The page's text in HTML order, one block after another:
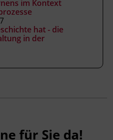
im Kontext
hat - die
in der
für Sie da!